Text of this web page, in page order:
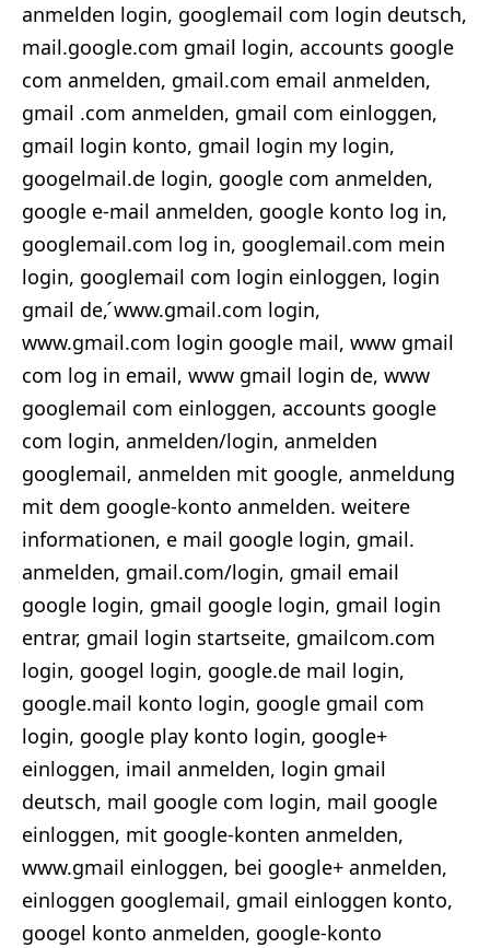
anmelden login, googlemail com login deutsch,
mail.google.com gmail login, accounts google
com anmelden, gmail.com email anmelden,
gmail .com anmelden, gmail com einloggen,
gmail login konto, gmail login my login,
googelmail.de login, google com anmelden,
google e-mail anmelden, google konto log in,
googlemail.com log in, googlemail.com mein
login, googlemail com login einloggen, login
gmail de, ́www.gmail.com login,
www.gmail.com login google mail, www gmail
com log in email, www gmail login de, www
googlemail com einloggen, accounts google
com login, anmelden/login, anmelden
googlemail, anmelden mit google, anmeldung
mit dem google-konto anmelden. weitere
informationen, e mail google login, gmail.
anmelden, gmail.com/login, gmail email
google login, gmail google login, gmail login
entrar, gmail login startseite, gmailcom.com
login, googel login, google.de mail login,
google.mail konto login, google gmail com
login, google play konto login, google+
einloggen, imail anmelden, login gmail
deutsch, mail google com login, mail google
einloggen, mit google-konten anmelden,
www.gmail einloggen, bei google+ anmelden,
einloggen googlemail, gmail einloggen konto,
googel konto anmelden, google-konto